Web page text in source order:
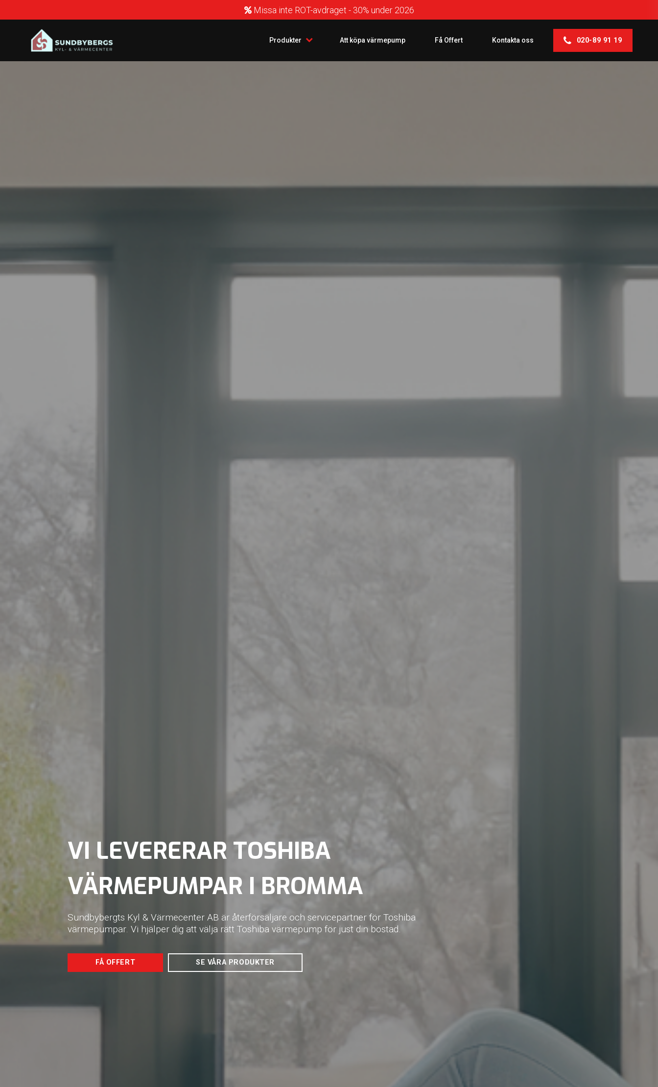
Missa inte ROT-avdraget - 30% under 2026
Produkter Att köpa värmepump Få Offert Kontakta oss 020-89 91 19
VI LEVERERAR TOSHIBA
VÄRMEPUMPAR I BROMMA
Sundbybergts Kyl & Värmecenter AB är återförsäljare och servicepartner för Toshiba
värmepumpar. Vi hjälper dig att välja rätt Toshiba värmepump för just din bostad.
FÅ OFFERT SE VÅRA PRODUKTER